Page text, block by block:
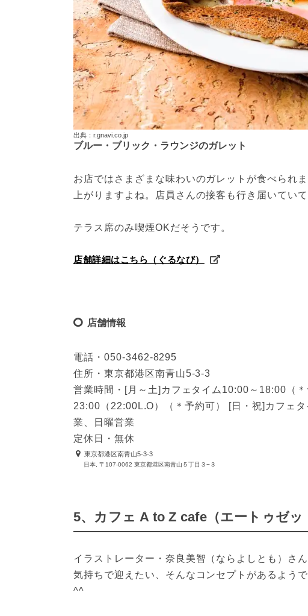
出典：r.gnavi.co.jp
ブルー・ブリック・ラウンジのガレット
お店ではさまざまな味わいのガレットが食べられ
上がりますよね。店員さんの接客も行き届いてい
テラス席のみ喫煙OKだそうです。
店舗詳細はこちら（ぐるなび）
店舗情報
電話・050-3462-8295
住所・東京都港区南青山5-3-3
営業時間・[月～土]カフェタイム10:00～18:00（
23:00（22:00L.O）（＊予約可） [日・祝]カフェ
業、日曜営業
定休日・無休
東京都港区南青山5-3-3
日本, 〒107-0062 東京都港区南青山５丁目３−３
5、カフェ A to Z cafe（エートゥゼッ
イラストレーター・奈良美智（ならよしとも）さ
気持ちで迎えたい、そんなコンセプトがあるよう
^^